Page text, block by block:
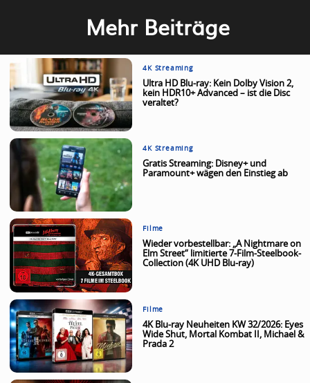
Mehr Beiträge
4K Streaming
Ultra HD Blu-ray: Kein Dolby Vision 2,
kein HDR10+ Advanced – ist die Disc
veraltet?
4K Streaming
Gratis Streaming: Disney+ und
Paramount+ wägen den Einstieg ab
Filme
Wieder vorbestellbar: „A Nightmare on
Elm Street“ limitierte 7-Film-Steelbook-
Collection (4K UHD Blu-ray)
Filme
4K Blu-ray Neuheiten KW 32/2026: Eyes
Wide Shut, Mortal Kombat II, Michael &
Prada 2